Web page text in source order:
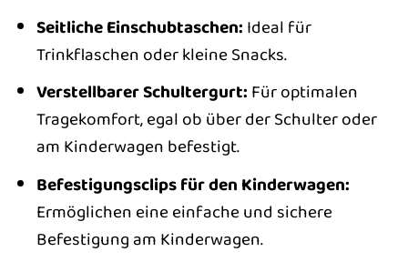
Seitliche Einschubtaschen: Ideal für
Trinkflaschen oder kleine Snacks.
Verstellbarer Schultergurt: Für optimalen
Tragekomfort, egal ob über der Schulter oder
am Kinderwagen befestigt.
Befestigungsclips für den Kinderwagen:
Ermöglichen eine einfache und sichere
Befestigung am Kinderwagen.